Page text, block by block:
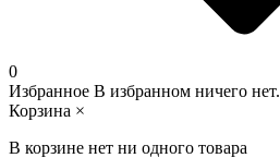
0
Избранное В избранном ничего нет.
Корзина ×
В корзине нет ни одного товара